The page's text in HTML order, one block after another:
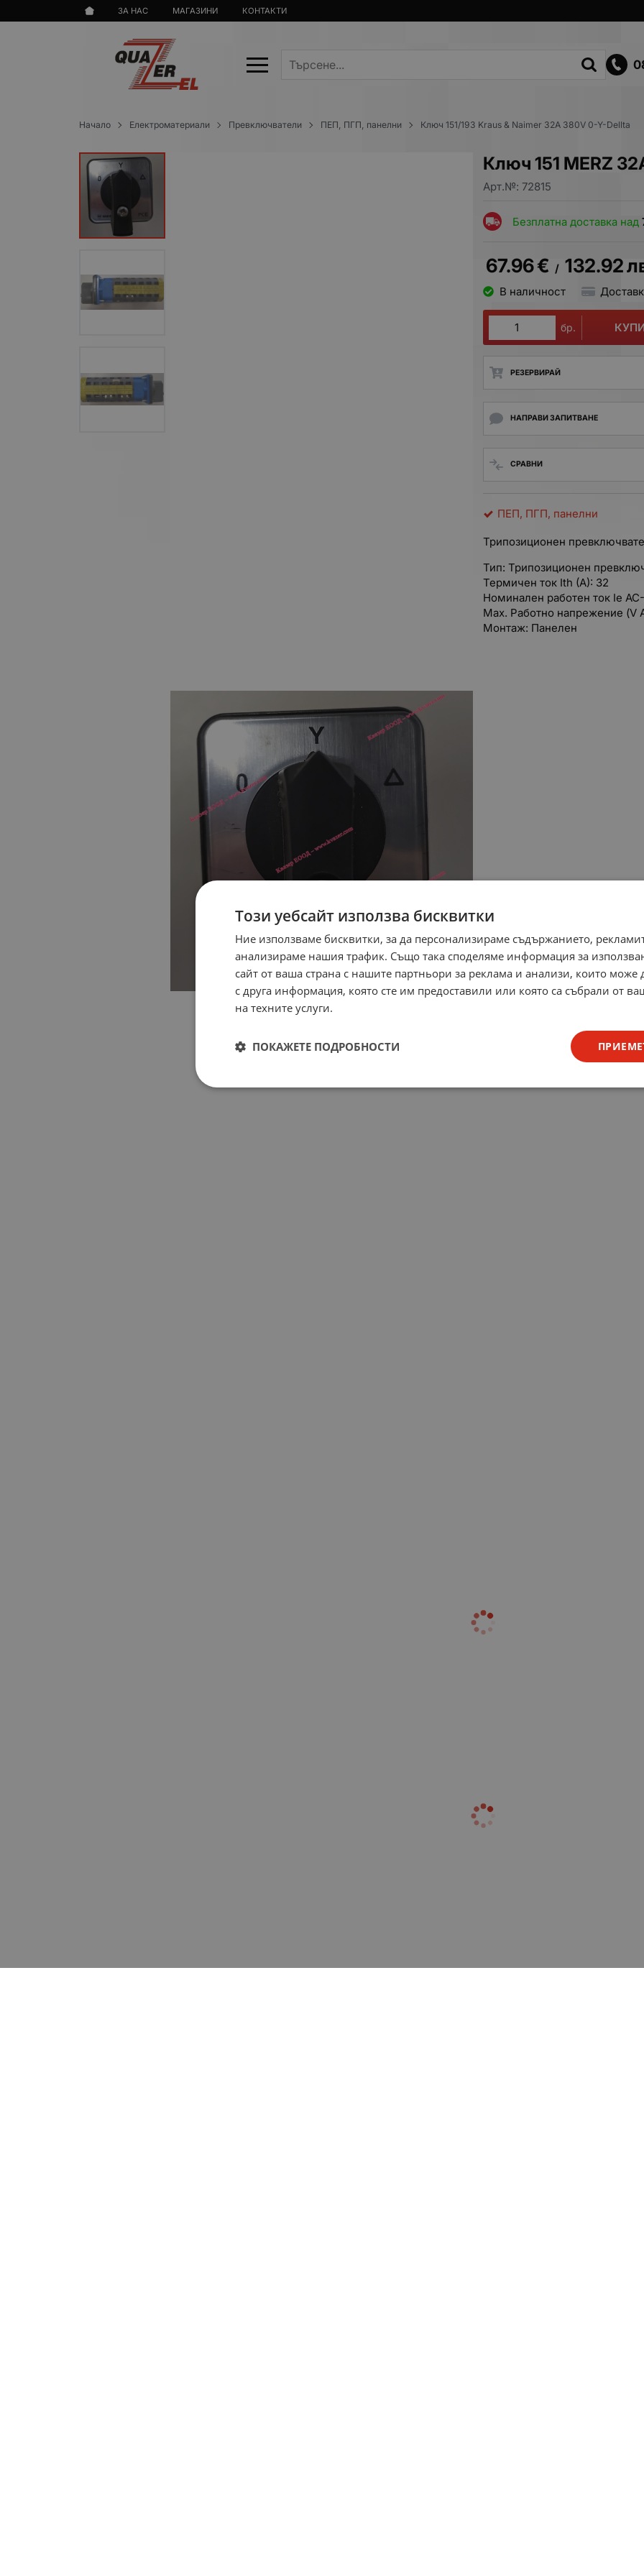
ЗА НАС МАГАЗИНИ КОНТАКТИ
Начало Електроматериали Превключватели ПЕП, ПГП, панелни Ключ 151/193 Kraus & Naimer 32A 380V 0-Y-Dellta
Ключ 151 MERZ
Арт.№: 72815
Безплатна доставка над
67.96€ / 132.92
В наличност
бр.
РЕЗЕРВИРАЙ
НАПРАВИ ЗАПИТВАНЕ
СРАВНИ
ПЕП, ПГП, панелни
Трипозиционен
Тип: Трипозиционен
Термичен ток Ith (A): 32
Номинален работен ток Ie
Max. Работно напрежение (V
Монтаж: Панелен
Този уебсайт използва бисквитки
Ние използваме бисквитки, за да персонализираме съдържанието,
анализираме нашия трафик. Също така споделяме информация за
сайт от ваша страна с нашите партньори за реклама и анализи, които може
с друга информация, която сте им предоставили или която са събрали от
на техните услуги.
ПОКАЖЕТЕ ПОДРОБНОСТИ